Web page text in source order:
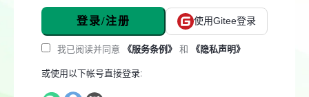
登录/注册 使用Gitee登录
我已阅读并同意 《服务条例》 和 《隐私声明》
或使用以下帐号直接登录: